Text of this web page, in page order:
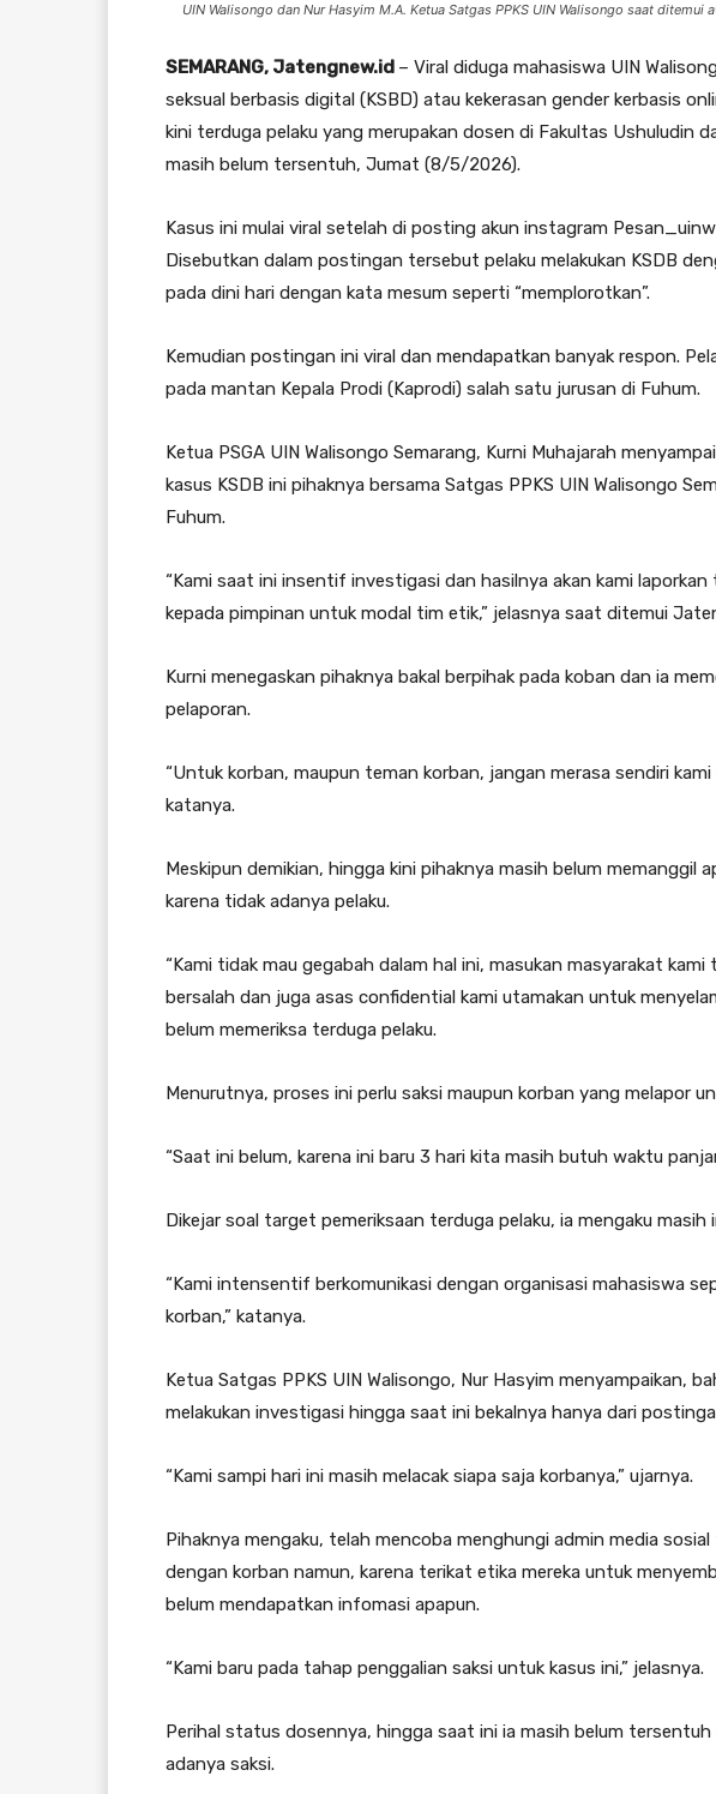
UIN Walisongo dan Nur Hasyim M.A. Ketua Satgas PPKS UIN Walisongo saat
SEMARANG, Jatengnew.id – Viral diduga mahasiswa UIN
seksual berbasis digital (KSBD) atau kekerasan gender kerbasis
kini terduga pelaku yang merupakan dosen di Fakultas Ushuludin
masih belum tersentuh, Jumat (8/5/2026).
Kasus ini mulai viral setelah di posting akun instagram
Disebutkan dalam postingan tersebut pelaku melakukan KSDB
pada dini hari dengan kata mesum seperti “memplorotkan”.
Kemudian postingan ini viral dan mendapatkan banyak respon.
pada mantan Kepala Prodi (Kaprodi) salah satu jurusan di Fuhum.
Ketua PSGA UIN Walisongo Semarang, Kurni Muhajarah
kasus KSDB ini pihaknya bersama Satgas PPKS UIN Walisongo
Fuhum.
“Kami saat ini insentif investigasi dan hasilnya akan kami laporkan
kepada pimpinan untuk modal tim etik,” jelasnya saat ditemui
Kurni menegaskan pihaknya bakal berpihak pada koban dan ia
pelaporan.
“Untuk korban, maupun teman korban, jangan merasa sendiri
katanya.
Meskipun demikian, hingga kini pihaknya masih belum memanggil
karena tidak adanya pelaku.
“Kami tidak mau gegabah dalam hal ini, masukan masyarakat
bersalah dan juga asas confidential kami utamakan untuk
belum memeriksa terduga pelaku.
Menurutnya, proses ini perlu saksi maupun korban yang melapor
“Saat ini belum, karena ini baru 3 hari kita masih butuh waktu
Dikejar soal target pemeriksaan terduga pelaku, ia mengaku
“Kami intensentif berkomunikasi dengan organisasi mahasiswa
korban,” katanya.
Ketua Satgas PPKS UIN Walisongo, Nur Hasyim menyampaikan,
melakukan investigasi hingga saat ini bekalnya hanya dari
“Kami sampi hari ini masih melacak siapa saja korbanya,” ujarnya.
Pihaknya mengaku, telah mencoba menghungi admin media
dengan korban namun, karena terikat etika mereka untuk
belum mendapatkan infomasi apapun.
“Kami baru pada tahap penggalian saksi untuk kasus ini,” jelasnya.
Perihal status dosennya, hingga saat ini ia masih belum
adanya saksi.